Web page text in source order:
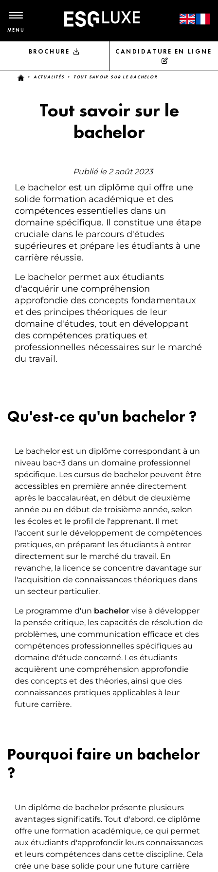
Tout savoir sur le
bachelor
Publié le 2 août 2023
Le bachelor est un diplôme qui offre une
solide formation académique et des
compétences essentielles dans un
domaine spécifique. Il constitue une étape
cruciale dans le parcours d'études
supérieures et prépare les étudiants à une
carrière réussie.
Le bachelor permet aux étudiants
d'acquérir une compréhension
approfondie des concepts fondamentaux
et des principes théoriques de leur
domaine d'études, tout en développant
des compétences pratiques et
professionnelles nécessaires sur le marché
du travail.
Qu'est-ce qu'un bachelor ?
Le bachelor est un diplôme correspondant à un
niveau bac+3 dans un domaine professionnel
spécifique. Les cursus de bachelor peuvent être
accessibles en première année directement
après le baccalauréat, en début de deuxième
année ou en début de troisième année, selon
les écoles et le profil de l'apprenant. Il met
l'accent sur le développement de compétences
pratiques, en préparant les étudiants à entrer
directement sur le marché du travail. En
revanche, la licence se concentre davantage sur
l'acquisition de connaissances théoriques dans
un secteur particulier.
Le programme d'un bachelor vise à développer
la pensée critique, les capacités de résolution de
problèmes, une communication efficace et des
compétences professionnelles spécifiques au
domaine d'étude concerné. Les étudiants
acquièrent une compréhension approfondie
des concepts et des théories, ainsi que des
connaissances pratiques applicables à leur
future carrière.
Pourquoi faire un bachelor
?
Un diplôme de bachelor présente plusieurs
avantages significatifs. Tout d'abord, ce diplôme
offre une formation académique, ce qui permet
aux étudiants d'approfondir leurs connaissances
et leurs compétences dans cette discipline. Cela
crée une base solide pour une future carrière
MENU
BROCHURE CANDIDATURE EN LIGNE
Vous êtes ici
• ACTUALITÉS • TOUT SAVOIR SUR LE BACHELOR